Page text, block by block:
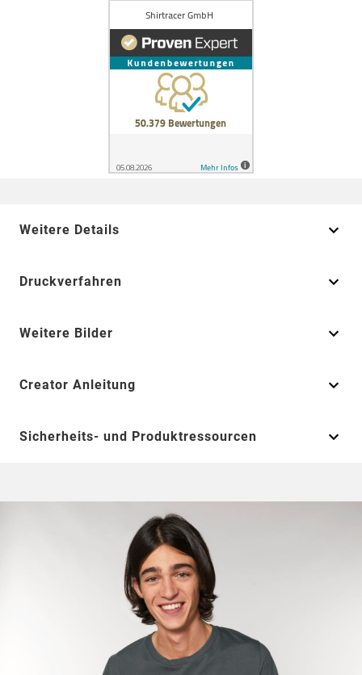
Weitere Details
Druckverfahren
Weitere Bilder
Creator Anleitung
Sicherheits- und Produktressourcen